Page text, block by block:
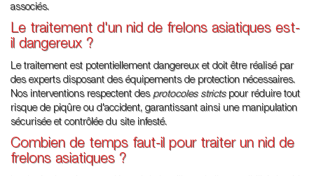
associés.
Le traitement d'un nid de frelons asiatiques est-
il dangereux ?
Le traitement est potentiellement dangereux et doit être réalisé par
des experts disposant des équipements de protection nécessaires.
Nos interventions respectent des protocoles strictspour réduire tout
risque de piqûre ou d'accident, garantissant ainsi une manipulation
sécurisée et contrôlée du site infesté.
Combien de temps faut-il pour traiter un nid de
frelons asiatiques ?